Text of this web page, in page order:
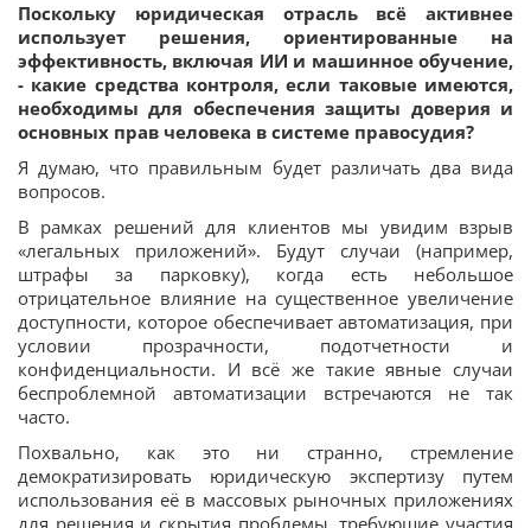
Поскольку юридическая отрасль всё активнее
использует решения, ориентированные на
эффективность, включая ИИ и машинное обучение,
- какие средства контроля, если таковые имеются,
необходимы для обеспечения защиты доверия и
основных прав человека в системе правосудия?
Я думаю, что правильным будет различать два вида
вопросов.
В рамках решений для клиентов мы увидим взрыв
«легальных приложений». Будут случаи (например,
штрафы за парковку), когда есть небольшое
отрицательное влияние на существенное увеличение
доступности, которое обеспечивает автоматизация, при
условии прозрачности, подотчетности и
конфиденциальности. И всё же такие явные случаи
беспроблемной автоматизации встречаются не так
часто.
Похвально, как это ни странно, стремление
демократизировать юридическую экспертизу путем
использования её в массовых рыночных приложениях
для решения и скрытия проблемы, требующие участия